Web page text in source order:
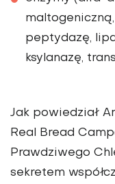
peptydazę,
ksylanazę,
Jak powiedział
Real Bread
Prawdziwego
sekretem